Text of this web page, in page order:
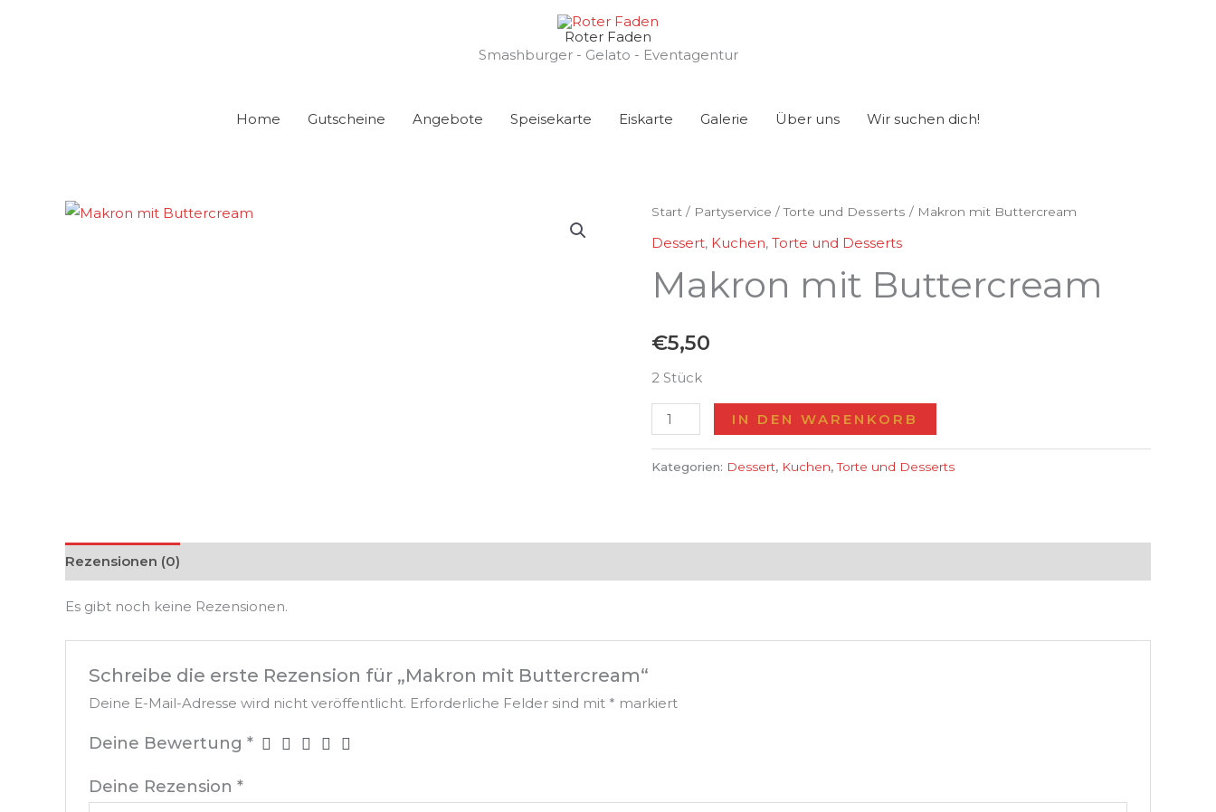
Roter Faden
Smashburger - Gelato - Eventagentur
Home Gutscheine Angebote Speisekarte Eiskarte Galerie Über uns Wir suchen dich!
Start / Partyservice /Torte und Desserts / Makron mit Buttercream
Dessert, Kuchen, Torte und Desserts
Makron mit Buttercream
€5,50
2 Stück
Makron
mit
Menge
IN DEN WARENKORB
Kategorien: Dessert, Kuchen,Torte und Desserts
Rezensionen (0)
Es gibt noch keine Rezensionen.
Schreibe die erste Rezension für „Makron mit Buttercream“
Deine E-Mail-Adresse wird nicht veröffentlicht. Erforderliche Felder sind mit * markiert
Deine Bewertung*
Deine Rezension*